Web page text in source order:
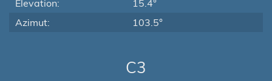
Elevation:
15.4°
Azimut:
103.5°
C3